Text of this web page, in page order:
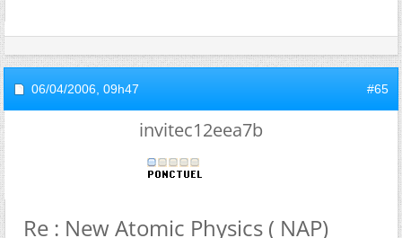
06/04/2006, 09h47 #65
invitec12eea7b
Re : New Atomic Physics ( NAP)